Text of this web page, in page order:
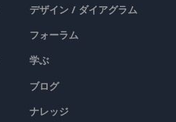
デザイン / ダイアグラム
フォーラム
学ぶ
ブログ
ナレッジ